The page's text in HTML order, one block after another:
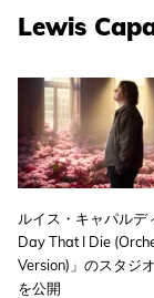
Lewis
ルイス・キャパルデ
Day That I Die
Version)」のスタジ
を公開